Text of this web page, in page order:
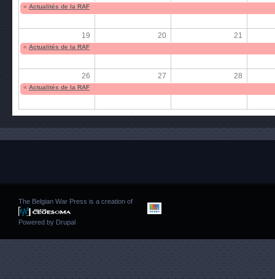
« Actualités de la RAF
19 20 21
« Actualités de la RAF
26 27 28
« Actualités de la RAF
The Belgian War Press is a creation of
Powered by Drupal